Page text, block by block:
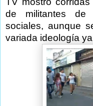
de militantes de
sociales, aunque
variada ideología